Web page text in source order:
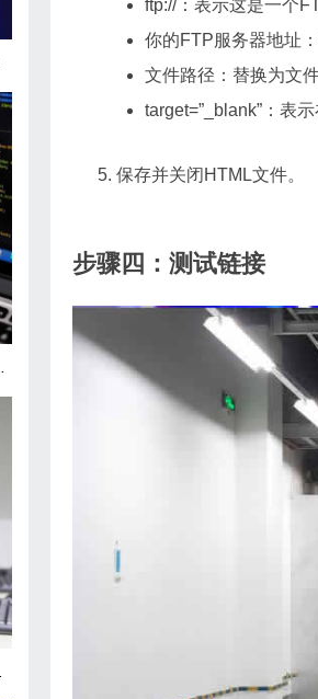
ftp://：表示这是一个
你的FTP服务器地址
文件路径：替换为文
target=”_blank”：表
保存并关闭HTML文件。
步骤四：测试链接